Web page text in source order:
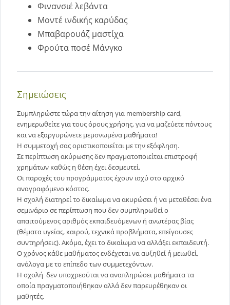
Φινανσιέ λεβάντα
Μοντέ ινδικής καρύδας
Μπαβαρουάζ μαστίχα
Φρούτα ποσέ Μάνγκο
Σημειώσεις
Συμπληρώστε τώρα την αίτηση για membership card,
ενημερωθείτε για τους όρους χρήσης, για να μαζεύετε πόντους
και να εξαργυρώνετε μεμονωμένα μαθήματα!
Η συμμετοχή σας οριστικοποιείται με την εξόφληση.
Σε περίπτωση ακύρωσης δεν πραγματοποιείται επιστροφή
χρημάτων καθώς η θέση έχει δεσμευτεί.
Οι παροχές του προγράμματος έχουν ισχύ στο αρχικό
αναγραφόμενο κόστος.
Η σχολή διατηρεί το δικαίωμα να ακυρώσει ή να μεταθέσει ένα
σεμινάριο σε περίπτωση που δεν συμπληρωθεί ο
απαιτούμενος αριθμός εκπαιδευόμενων ή ανωτέρας βίας
(θέματα υγείας, καιρού, τεχνικά προβλήματα, επείγουσες
συντηρήσεις). Ακόμα, έχει το δικαίωμα να αλλάξει εκπαιδευτή.
Ο χρόνος κάθε μαθήματος ενδέχεται να αυξηθεί ή μειωθεί,
ανάλογα με το επίπεδο των συμμετεχόντων.
Η σχολή δεν υποχρεούται να αναπληρώσει μαθήματα τα
οποία πραγματοποιήθηκαν αλλά δεν παρευρέθηκαν οι
μαθητές.